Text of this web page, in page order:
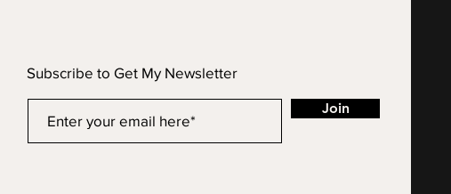
Subscribe to Get My Newsletter
Join